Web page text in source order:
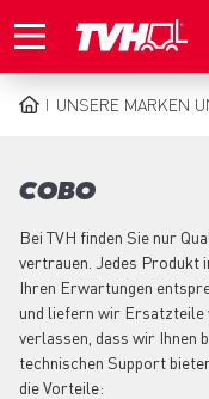
to
UNSERE MARKEN
COBO
Bei TVH finden Sie nur
vertrauen. Jedes Produkt
Ihren Erwartungen
und liefern wir Ersatzteile
verlassen, dass wir Ihnen
technischen Support
die Vorteile: